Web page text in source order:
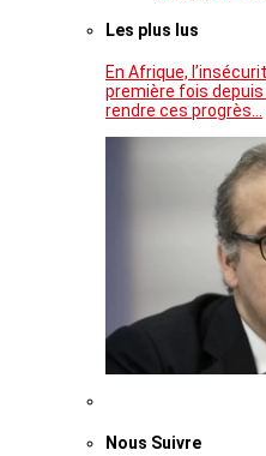
Les plus lus
En Afrique,
première fois depuis
rendre ces progrès…
Nous Suivre